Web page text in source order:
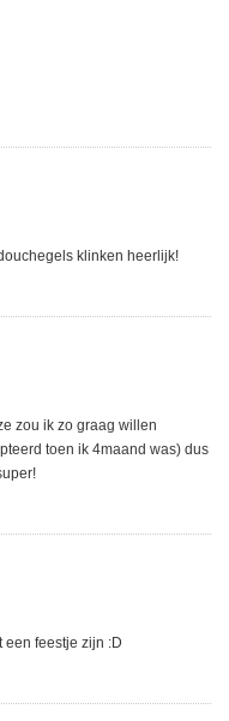
klinken heerlijk!
zou ik zo graag willen
toen ik 4maand was) dus
een feestje zijn :D